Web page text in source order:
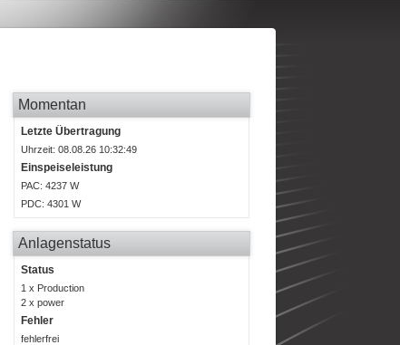
Momentan
Letzte Übertragung
Uhrzeit: 08.08.26 10:32:49
Einspeiseleistung
PAC: 4237 W
PDC: 4301 W
Anlagenstatus
Status
1 x Production
2 x power
Fehler
fehlerfrei